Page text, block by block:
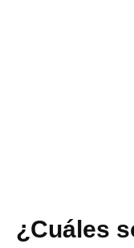
¿Cuáles